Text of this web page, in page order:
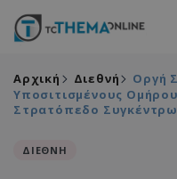
Αρχική Διεθνή
Οργή
Υποσιτισμένους
Στρατόπεδο
ΔΙΕΘΝΗ